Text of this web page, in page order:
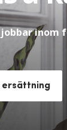
inom
ersättning